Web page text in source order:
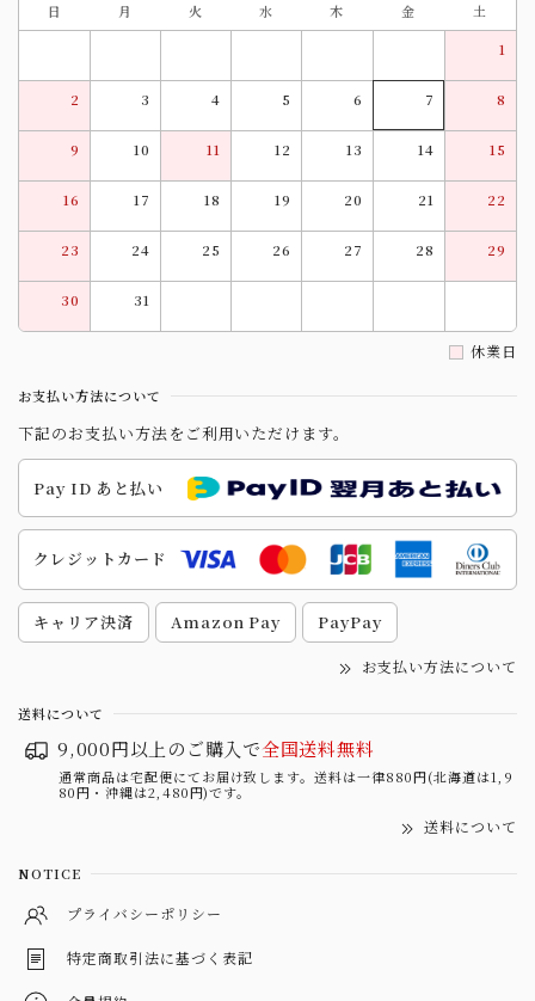
日 月 火 水 木 金
土
1
2 3 4 5 6 7 8
9 10 11 12 13 14 15
16 17 18 19 20 21 22
23 24 25 26 27 28 29
30 31
休業日
お支払い方法について
下記のお支払い方法をご利用いただけます。
Pay ID あと払い
クレジットカード
キャリア決済 Amazon Pay PayPay
お支払い方法について
送料について
9,000円以上のご購入で全国送料無料
通常商品は宅配便にてお届け致します。送料は一律880円(北海道は1,9
80円・沖縄は2,480円)です。
送料について
NOTICE
プライバシーポリシー
特定商取引法に基づく表記